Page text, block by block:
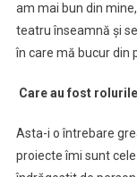
am mai bun din
teatru înseamnă și
în care mă bucur din
Care au fost
Asta-i o întrebare
proiecte îmi sunt